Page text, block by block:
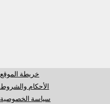
خريطة الموقع
الأحكام والشروط
سياسة الخصوصية